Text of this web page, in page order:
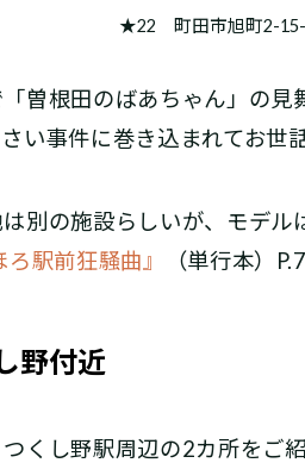
★22 町田市旭町2-15-
曽根田のばあちゃん」の見
い事件に巻き込まれてお世
別の施設らしいが、モデル
ろ駅前狂騒曲』 （単行本）
野付近
くし野駅周辺の2カ所をご